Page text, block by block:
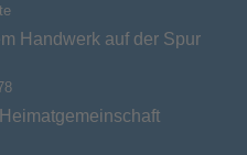
Handwerk auf der Spur